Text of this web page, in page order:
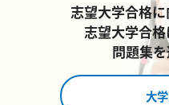
志望大学合格
志望大学合
問題集を
大